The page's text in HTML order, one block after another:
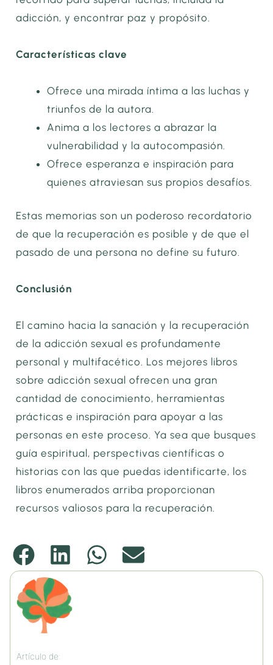
adicción, y encontrar paz y propósito.
Características clave
Ofrece una mirada íntima a las luchas y
triunfos de la autora.
Anima a los lectores a abrazar la
vulnerabilidad y la autocompasión.
Ofrece esperanza e inspiración para
quienes atraviesan sus propios desafíos.
Estas memorias son un poderoso recordatorio
de que la recuperación es posible y de que el
pasado de una persona no define su futuro.
Conclusión
El camino hacia la sanación y la recuperación
de la adicción sexual es profundamente
personal y multifacético. Los mejores libros
sobre adicción sexual ofrecen una gran
cantidad de conocimiento, herramientas
prácticas e inspiración para apoyar a las
personas en este proceso. Ya sea que busques
guía espiritual, perspectivas científicas o
historias con las que puedas identificarte, los
libros enumerados arriba proporcionan
recursos valiosos para la recuperación.
Artículo de: